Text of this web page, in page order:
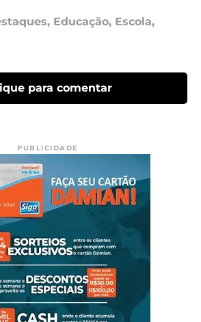
, Educação, Escola,
para comentar
PUBLICIDADE